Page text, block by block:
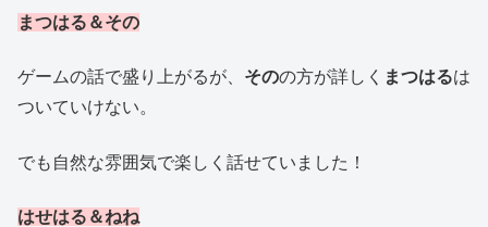
まつはる＆その
ゲームの話で盛り上がるが、 そのの方が詳しく まつはるは
ついていけない。
でも自然な雰囲気で楽しく話せていました！
はせはる＆ねね